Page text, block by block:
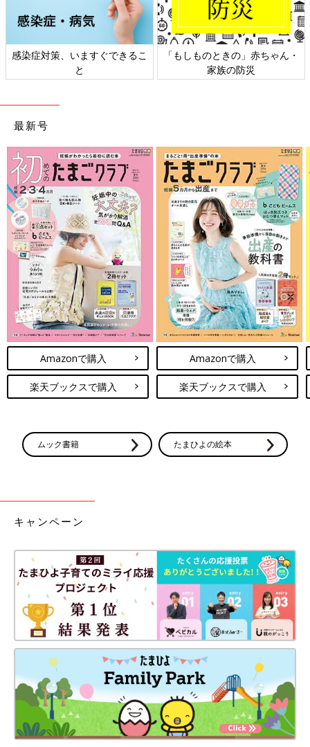
感染症対策、いますぐできるこ
と
「もしものときの」赤ちゃん・
家族の防災
最新号
Amazonで購入
楽天ブックスで購入
Amazonで購入
楽天ブックスで購入
ムック書籍 たまひよの絵本
キャンペーン